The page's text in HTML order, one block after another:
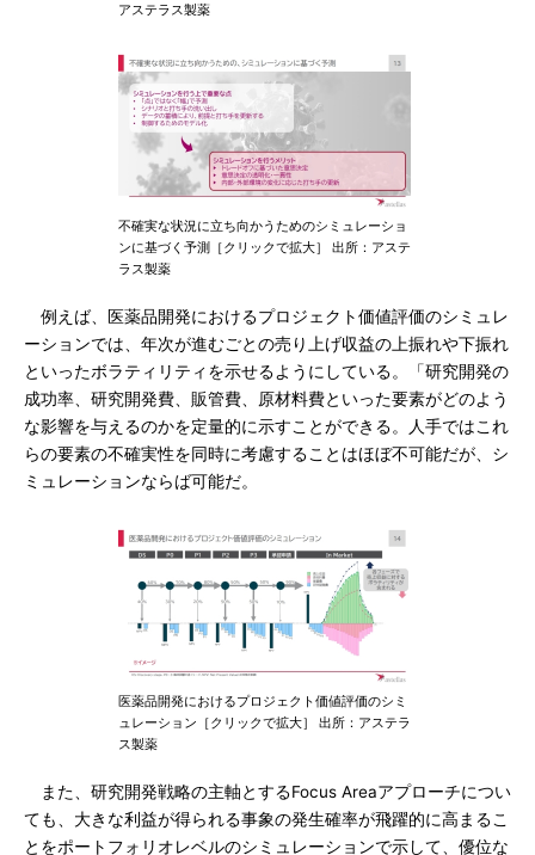
アステラス製薬
不確実な状況に立ち向かうためのシミュレーショ
ンに基づく予測［クリックで拡大］ 出所：アステ
ラス製薬
例えば、医薬品開発におけるプロジェクト価値評価のシミュレ
ーションでは、年次が進むごとの売り上げ収益の上振れや下振れ
といったボラティリティを示せるようにしている。「研究開発の
成功率、研究開発費、販管費、原材料費といった要素がどのよう
な影響を与えるのかを定量的に示すことができる。人手ではこれ
らの要素の不確実性を同時に考慮することはほぼ不可能だが、シ
ミュレーションならば可能だ。
医薬品開発におけるプロジェクト価値評価のシミ
ュレーション［クリックで拡大］ 出所：アステラ
ス製薬
また、研究開発戦略の主軸とするFocus Areaアプローチについ
ても、大きな利益が得られる事象の発生確率が飛躍的に高まるこ
とをポートフォリオレベルのシミュレーションで示して、優位な